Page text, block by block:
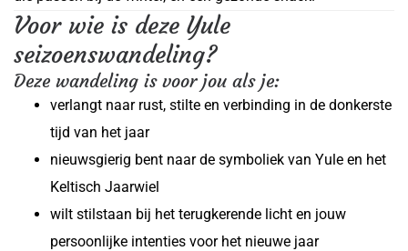
Voor wie is deze Yule
seizoenswandeling?
Deze wandeling is voor jou als je:
verlangt naar rust, stilte en verbinding in de donkerste
tijd van het jaar
nieuwsgierig bent naar de symboliek van Yule en het
Keltisch Jaarwiel
wilt stilstaan bij het terugkerende licht en jouw
persoonlijke intenties voor het nieuwe jaar